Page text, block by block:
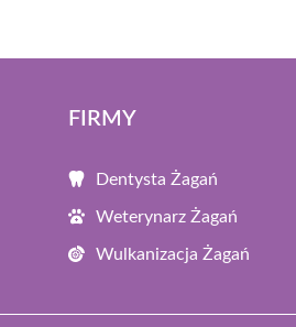
FIRMY
Dentysta Żagań
Weterynarz Żagań
Wulkanizacja Żagań